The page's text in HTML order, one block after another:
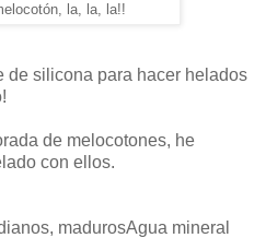
la, la, la!!
de silicona para hacer helados
de melocotones, he
con ellos.
madurosAgua mineral